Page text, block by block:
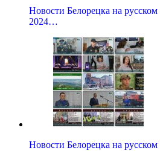
Новости Белорецка на русском
2024…
Новости Белорецка на